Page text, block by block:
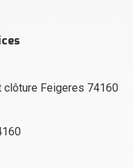
clôture Feigeres 74160